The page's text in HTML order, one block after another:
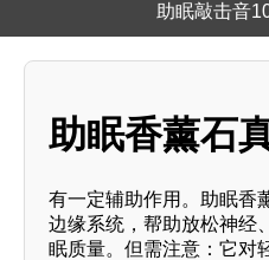
助眠敲击音
助眠香薰石
有一定辅助作用。助眠香
边缘系统，帮助放松神经
眠质量。但需注意：它对